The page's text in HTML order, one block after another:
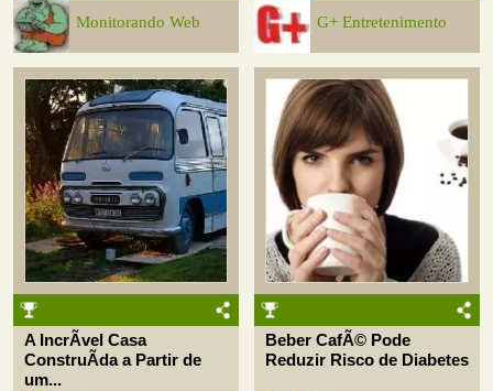
Monitorando Web G+ Entretenimento
A IncrÃ­vel Casa
ConstruÃ­da a Partir de
um...
Beber CafÃ© Pode
Reduzir Risco de Diabetes